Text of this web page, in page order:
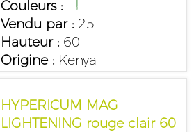
Couleurs :
Vendu par :25
Hauteur :60
Origine :Kenya
HYPERICUM MAG
LIGHTENING rouge clair 60